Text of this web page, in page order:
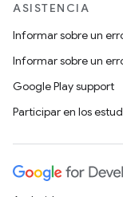
ASISTENCIA
Informar sobre un
Informar sobre un
Google Play support
Participar en los